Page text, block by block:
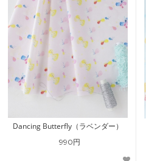
Dancing Butterfly（ラベンダー）
990円